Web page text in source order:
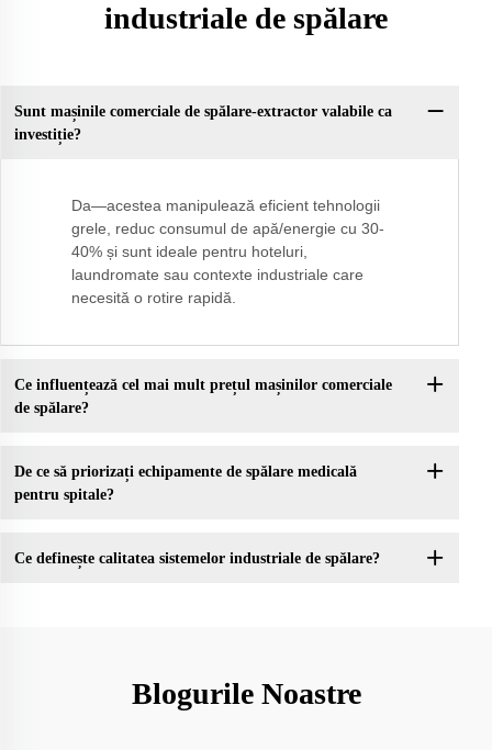
industriale de spălare
Sunt mașinile comerciale de spălare-extractor valabile ca
investiție?
Da—acestea manipulează eficient tehnologii
grele, reduc consumul de apă/energie cu 30-
40% și sunt ideale pentru hoteluri,
laundromate sau contexte industriale care
necesită o rotire rapidă.
Ce influențează cel mai mult prețul mașinilor comerciale
de spălare?
De ce să priorizați echipamente de spălare medicală
pentru spitale?
Ce definește calitatea sistemelor industriale de spălare?
Blogurile Noastre